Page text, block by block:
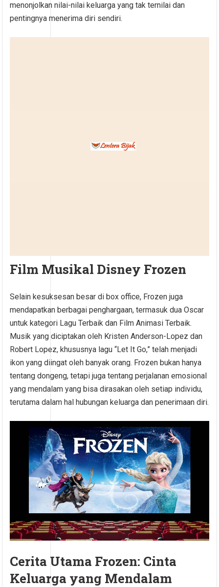
menonjolkan nilai-nilai keluarga yang tak ternilai dan
pentingnya menerima diri sendiri.
Film Musikal Disney Frozen
Selain kesuksesan besar di box office, Frozen juga
mendapatkan berbagai penghargaan, termasuk dua Oscar
untuk kategori Lagu Terbaik dan Film Animasi Terbaik.
Musik yang diciptakan oleh Kristen Anderson-Lopez dan
Robert Lopez, khususnya lagu “Let It Go,” telah menjadi
ikon yang diingat oleh banyak orang. Frozen bukan hanya
tentang dongeng, tetapi juga tentang perjalanan emosional
yang mendalam yang bisa dirasakan oleh setiap individu,
terutama dalam hal hubungan keluarga dan penerimaan diri.
Cerita Utama Frozen: Cinta
Keluarga yang Mendalam